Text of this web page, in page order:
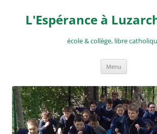
contenu
L'Espérance à
école & collège, libre
Menu